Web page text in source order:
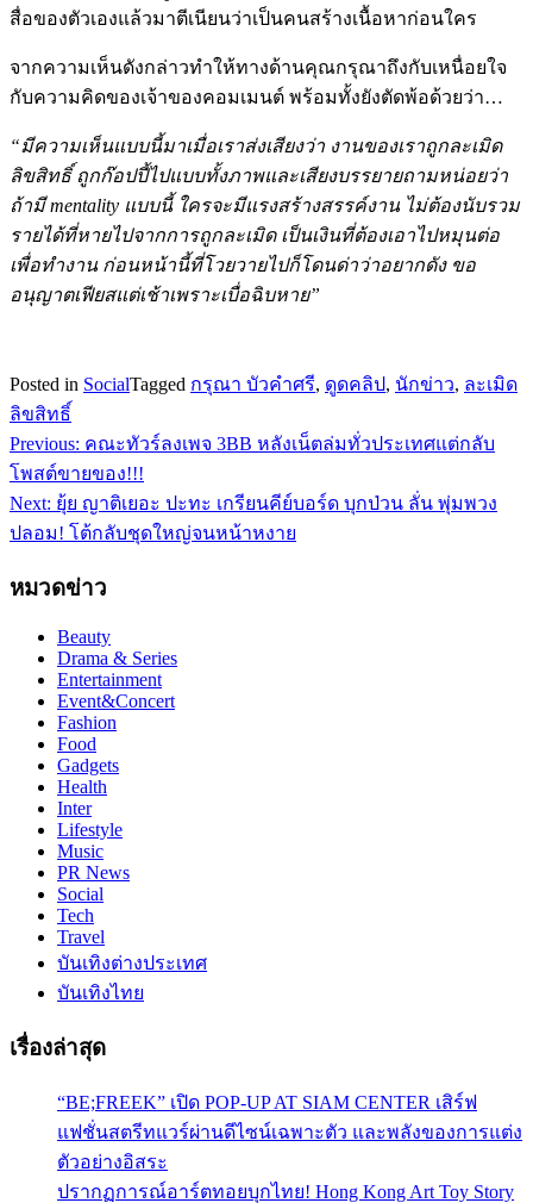
สื่อของตัวเองแล้วมาตีเนียนว่าเป็นคนสร้างเนื้อหาก่อนใคร
จากความเห็นดังกล่าวทำให้ทางด้านคุณกรุณาถึงกับเหนื่อยใจ
กับความคิดของเจ้าของคอมเมนต์ พร้อมทั้งยังตัดพ้อด้วยว่า…
“มีความเห็นแบบนี้มาเมื่อเราส่งเสียงว่า งานของเราถูกละเมิด
ลิขสิทธิ์ ถูกก๊อปปี้ไปแบบทั้งภาพและเสียงบรรยายถามหน่อยว่า
ถ้ามีmentality แบบนี้ ใครจะมีแรงสร้างสรรค์งาน ไม่ต้องนับรวม
รายได้ที่หายไปจากการถูกละเมิด เป็นเงินที่ต้องเอาไปหมุนต่อ
เพื่อทำงาน ก่อนหน้านี้ที่โวยวายไปก็โดนด่าว่าอยากดัง ขอ
อนุญาตเฟียสแต่เช้าเพราะเบื่อฉิบหาย”
Posted in SocialTagged กรุณา บัวคำศรี, ดูดคลิป, นักข่าว, ละเมิด
ลิขสิทธิ์
แนะแนว
เรื่อง
Previous: คณะทัวร์ลงเพจ 3BB หลังเน็ตล่มทั่วประเทศแต่กลับ
โพสต์ขายของ!!!
Next: ยุ้ย ญาติเยอะ ปะทะ เกรียนคีย์บอร์ด บุกป่วน ลั่น พุ่มพวง
ปลอม! โต้กลับชุดใหญ่จนหน้าหงาย
หมวดข่าว
Beauty
Drama & Series
Entertainment
Event&Concert
Fashion
Food
Gadgets
Health
Inter
Lifestyle
Music
PR News
Social
Tech
Travel
บันเทิงต่างประเทศ
บันเทิงไทย
เรื่องล่าสุด
“BE;FREEK” เปิด POP-UP AT SIAM CENTER เสิร์ฟ
แฟชั่นสตรีทแวร์ผ่านดีไซน์เฉพาะตัว และพลังของการแต่ง
ตัวอย่างอิสระ
ปรากฏการณ์อาร์ตทอยบุกไทย! Hong Kong Art Toy Story